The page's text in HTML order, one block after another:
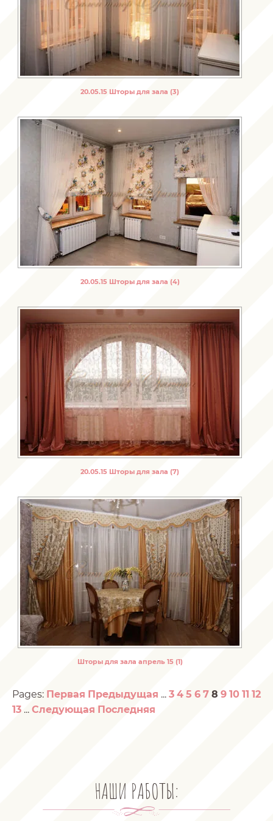
20.05.15 Шторы для зала (3)
20.05.15 Шторы для зала (4)
20.05.15 Шторы для зала (7)
Шторы для зала апрель 15 (1)
Pages: Первая Предыдущая ... 3 4 5 6 7 8 9 10 11 12
13 ... Следующая Последняя
НАШИ РАБОТЫ: